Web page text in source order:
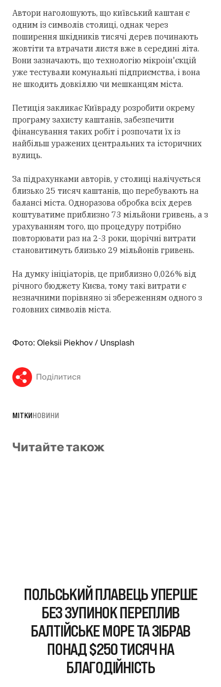
Автори наголошують, що київський каштан є
одним із символів столиці, однак через
поширення шкідників тисячі дерев починають
жовтіти та втрачати листя вже в середині літа.
Вони зазначають, що технологію мікроін'єкцій
уже тестували комунальні підприємства, і вона
не шкодить довкіллю чи мешканцям міста.
Петиція закликає Київраду розробити окрему
програму захисту каштанів, забезпечити
фінансування таких робіт і розпочати їх із
найбільш уражених центральних та історичних
вулиць.
За підрахунками авторів, у столиці налічується
близько 25 тисяч каштанів, що перебувають на
балансі міста. Одноразова обробка всіх дерев
коштуватиме приблизно 73 мільйони гривень, а з
урахуванням того, що процедуру потрібно
повторювати раз на 2-3 роки, щорічні витрати
становитимуть близько 29 мільйонів гривень.
На думку ініціаторів, це приблизно 0,026% від
річного бюджету Києва, тому такі витрати є
незначними порівняно зі збереженням одного з
головних символів міста.
Фото: Oleksii Piekhov / Unsplash
Поділитися
МІТКИНОВИНИ
Читайте також
ПОЛЬСЬКИЙ ПЛАВЕЦЬ УПЕРШЕ
БЕЗ ЗУПИНОК ПЕРЕПЛИВ
БАЛТІЙСЬКЕ МОРЕ ТА ЗІБРАВ
ПОНАД $250 ТИСЯЧ НА
БЛАГОДІЙНІСТЬ